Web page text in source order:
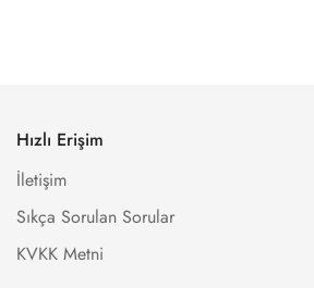
Hızlı Erişim
İletişim
Sıkça Sorulan Sorular
KVKK Metni